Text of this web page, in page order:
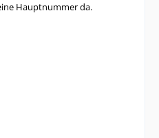
Hauptnummer da.